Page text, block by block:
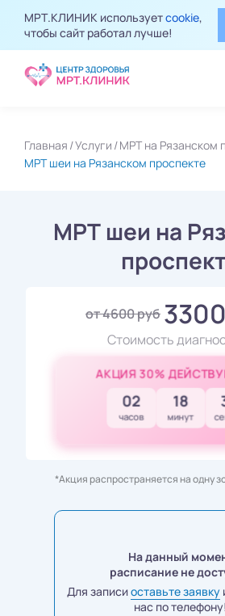
МРТ.КЛИНИК используетcookie,
чтобы сайт работал лучше!
Главная Услуги МРТ на Рязанском
МРТ шеи на Рязанском проспекте
МРТ шеи на
от 4600 руб
Стоимость
АКЦИЯ 30%
02
часов
18
минут
*Акция распространяется на одну
На данный
расписание не
Для записиоставьте заявку
нас по телефону!